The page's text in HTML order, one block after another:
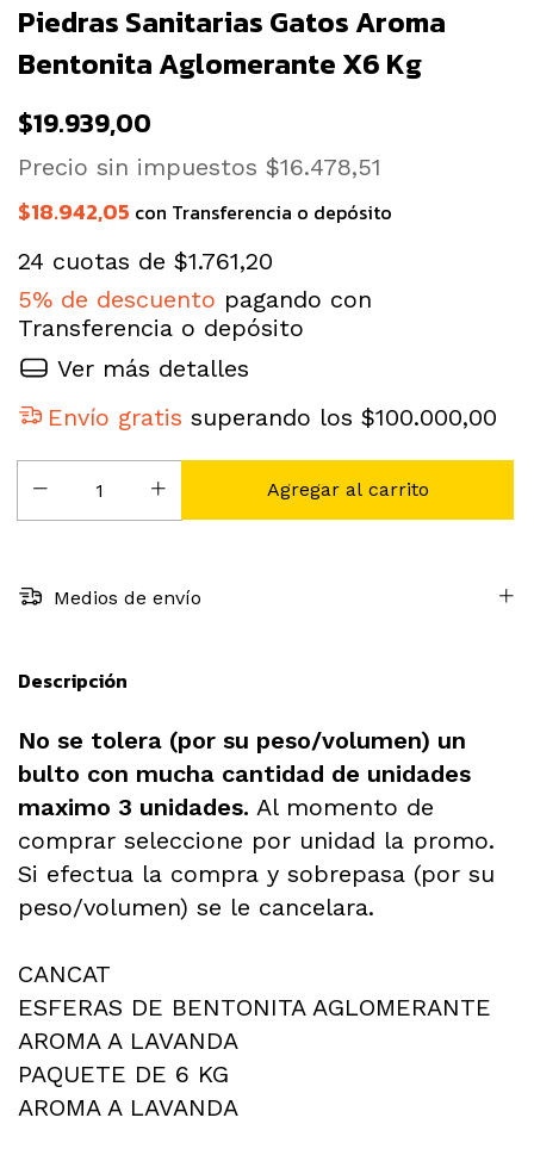
Piedras Sanitarias Gatos Aroma
Bentonita Aglomerante X6 Kg
$19.939,00
Precio sin impuestos $16.478,51
$18.942,05 con Transferencia o depósito
24 cuotas de $1.761,20
5% de descuento pagando con
Transferencia o depósito
Ver más detalles
Envío gratis superando los$100.000,00
Medios de envío
Descripción
No se tolera (por su peso/volumen) un
bulto con mucha cantidad de unidades
maximo 3 unidades. Al momento de
comprar seleccione por unidad la promo.
Si efectua la compra y sobrepasa (por su
peso/volumen) se le cancelara.
CANCAT
ESFERAS DE BENTONITA AGLOMERANTE
AROMA A LAVANDA
PAQUETE DE 6 KG
AROMA A LAVANDA